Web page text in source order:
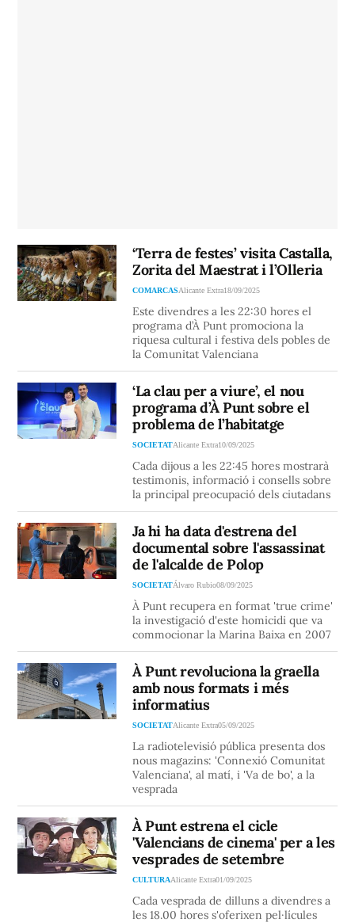
‘Terra de festes’ visita Castalla,
Zorita del Maestrat i l’Olleria
COMARCASAlicante Extra18/09/2025
Este divendres a les 22:30 hores el
programa d’À Punt promociona la
riquesa cultural i festiva dels pobles de
la Comunitat Valenciana
‘La clau per a viure’, el nou
programa d’À Punt sobre el
problema de l’habitatge
SOCIETATAlicante Extra10/09/2025
Cada dijous a les 22:45 hores mostrarà
testimonis, informació i consells sobre
la principal preocupació dels ciutadans
Ja hi ha data d'estrena del
documental sobre l'assassinat
de l'alcalde de Polop
SOCIETATÁlvaro Rubio08/09/2025
À Punt recupera en format 'true crime'
la investigació d'este homicidi que va
commocionar la Marina Baixa en 2007
À Punt revoluciona la graella
amb nous formats i més
informatius
SOCIETATAlicante Extra05/09/2025
La radiotelevisió pública presenta dos
nous magazins: 'Connexió Comunitat
Valenciana', al matí, i 'Va de bo', a la
vesprada
À Punt estrena el cicle
'Valencians de cinema' per a les
vesprades de setembre
CULTURAAlicante Extra01/09/2025
Cada vesprada de dilluns a divendres a
les 18.00 hores s'oferixen pel·lícules